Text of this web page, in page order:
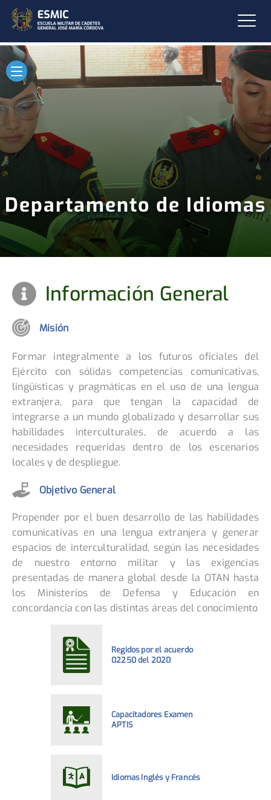
Departamento de Idiomas
Información General
Misión
Formar integralmente a los futuros oficiales del
Ejército con sólidas competencias comunicativas,
lingüísticas y pragmáticas en el uso de una lengua
extranjera, para que tengan la capacidad de
integrarse a un mundo globalizado y desarrollar sus
habilidades interculturales, de acuerdo a las
necesidades requeridas dentro de los escenarios
locales y de despliegue.
Objetivo General
Propender por el buen desarrollo de las habilidades
comunicativas en una lengua extranjera y generar
espacios de interculturalidad, según las necesidades
de nuestro entorno militar y las exigencias
presentadas de manera global desde la OTAN hasta
los Ministerios de Defensa y Educación en
concordancia con las distintas áreas del conocimiento
Regidos por el acuerdo
02250 del 2020
Capacitadores Examen
APTIS
Idiomas Inglés y Francés